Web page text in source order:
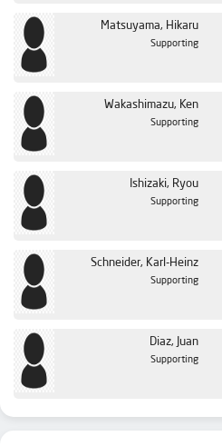
Matsuyama, Hikaru
Supporting
Wakashimazu, Ken
Supporting
Ishizaki, Ryou
Supporting
Schneider, Karl-Heinz
Supporting
Diaz, Juan
Supporting